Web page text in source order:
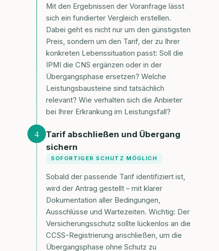
Mit den Ergebnissen der Voranfrage lässt
sich ein fundierter Vergleich erstellen.
Dabei geht es nicht nur um den günstigsten
Preis, sondern um den Tarif, der zu Ihrer
konkreten Lebenssituation passt: Soll die
IPMI die CNS ergänzen oder in der
Übergangsphase ersetzen? Welche
Leistungsbausteine sind tatsächlich
relevant? Wie verhalten sich die Anbieter
bei Ihrer Erkrankung im Leistungsfall?
4
Tarif abschließen und Übergang
sichern
SOFORTIGER SCHUTZ MÖGLICH
Sobald der passende Tarif identifiziert ist,
wird der Antrag gestellt – mit klarer
Dokumentation aller Bedingungen,
Ausschlüsse und Wartezeiten. Wichtig: Der
Versicherungsschutz sollte lückenlos an die
CCSS-Registrierung anschließen, um die
Übergangsphase ohne Schutz zu